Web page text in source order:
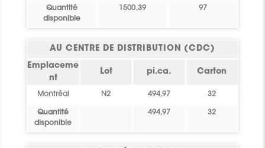
Quantité
disponible
1500,39 97
AU CENTRE DE DISTRIBUTION (CDC)
Emplaceme
nt
Lot pi.ca. Carton
Montréal N2 494,97 32
Quantité
disponible
494,97 32